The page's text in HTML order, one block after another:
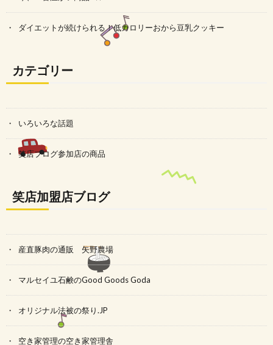
ダイエットが続けられる！低カロリーおから豆乳クッキー
カテゴリー
いろいろな話題
笑店ブログ参加店の商品
笑店加盟店ブログ
産直豚肉の通販 矢野農場
マルセイユ石鹸のGood Goods Goda
オリジナル法被の祭り.JP
空き家管理の空き家管理舎